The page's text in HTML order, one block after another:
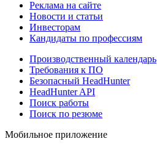
Реклама на сайте
Новости и статьи
Инвесторам
Кандидаты по профессиям
Производственный календарь
Требования к ПО
Безопасный HeadHunter
HeadHunter API
Поиск работы
Поиск по резюме
Мобильное приложение